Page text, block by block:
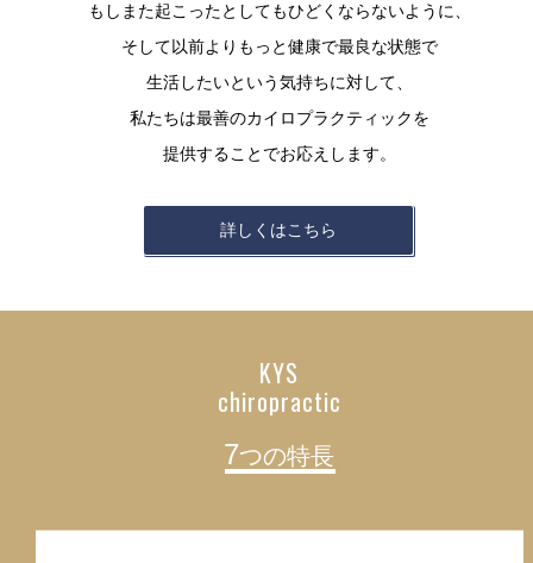
もしまた起こったとしてもひどくならないように、
そして以前よりもっと健康で最良な状態で
生活したいという気持ちに対して、
私たちは最善のカイロプラクティックを
提供することでお応えします。
詳しくはこちら
KYS
chiropractic
7つの特長